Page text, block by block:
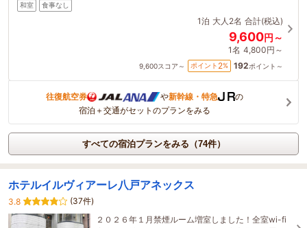
和室 食事なし
1泊 大人2名 合計(税込)
9,600円～
1名 4,800円～
9,600スコア～ ポイント 2% 192ポイント～
往復航空券 や新幹線・特急
の
宿泊＋交通がセットのプランをみる
すべての宿泊プランをみる（74件）
ホテルイルヴィアーレ八戸アネックス
3.8
(37件)
２０２６年１月禁煙ルーム増室しました！全室wi-fi